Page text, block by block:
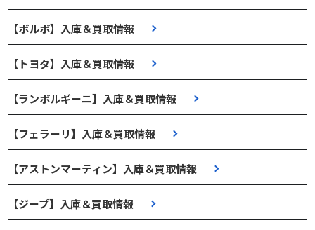
【ボルボ】入庫＆買取情報
【トヨタ】入庫＆買取情報
【ランボルギーニ】入庫＆買取情報
【フェラーリ】入庫＆買取情報
【アストンマーティン】入庫＆買取情報
【ジープ】入庫＆買取情報